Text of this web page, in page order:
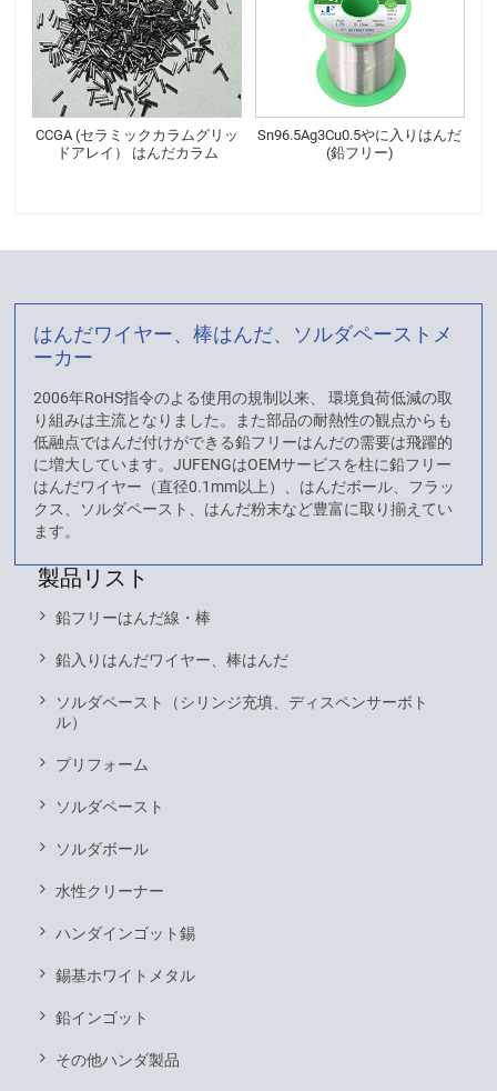
CCGA (セラミックカラムグリッ
ドアレイ） はんだカラム
Sn96.5Ag3Cu0.5やに入りはんだ
(鉛フリー)
はんだワイヤー、棒はんだ、ソルダペーストメ
ーカー
2006年RoHS指令のよる使用の規制以来、 環境負荷低減の取
り組みは主流となりました。また部品の耐熱性の観点からも
低融点ではんだ付けができる鉛フリーはんだの需要は飛躍的
に増大しています。JUFENGはOEMサービスを柱に鉛フリー
はんだワイヤー（直径0.1mm以上）、はんだボール、フラッ
クス、ソルダペースト、はんだ粉末など豊富に取り揃えてい
ます。
製品リスト
鉛フリーはんだ線・棒
鉛入りはんだワイヤー、棒はんだ
ソルダペースト（シリンジ充填、ディスペンサーボト
ル）
プリフォーム
ソルダペースト
ソルダボール
水性クリーナー
ハンダインゴット錫
錫基ホワイトメタル
鉛インゴット
その他ハンダ製品